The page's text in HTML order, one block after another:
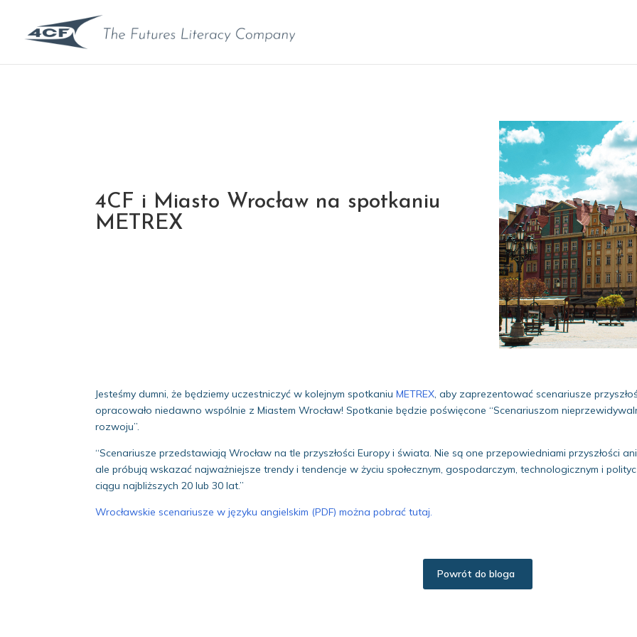
4CF i Miasto Wrocław na spotkaniu
METREX
Jesteśmy dumni, że będziemy uczestniczyć w kolejnym spotkaniuMETREX, aby zaprezentować scenariusze
opracowało niedawno wspólnie z Miastem Wrocław! Spotkanie będzie poświęcone “Scenariuszom
rozwoju”.
“Scenariusze przedstawiają Wrocław na tle przyszłości Europy i świata. Nie są one przepowiedniami przyszłości
ale próbują wskazać najważniejsze trendy i tendencje w życiu społecznym, gospodarczym, technologicznym i
ciągu najbliższych 20 lub 30 lat.”
Wrocławskie scenariusze w języku angielskim (PDF) można pobrać tutaj.
Powrót do bloga